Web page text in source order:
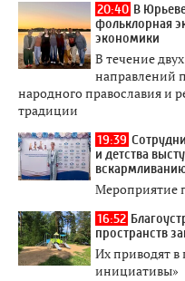
20:40 В
фольклорная
экономики
В течение
направлений
народного православия и
традиции
19:39
и детства
Мероприятие
16:52
пространств
Их приводят
инициативы»